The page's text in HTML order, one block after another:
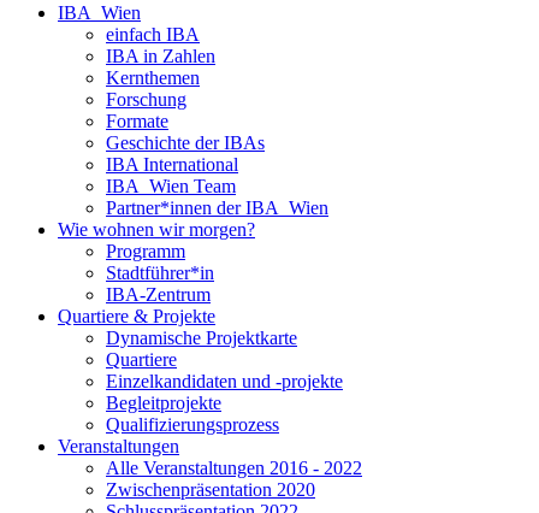
IBA_Wien
einfach IBA
IBA in Zahlen
Kernthemen
Forschung
Formate
Geschichte der IBAs
IBA International
IBA_Wien Team
Partner*innen der IBA_Wien
Wie wohnen wir morgen?
Programm
Stadtführer*in
IBA-Zentrum
Quartiere & Projekte
Dynamische Projektkarte
Quartiere
Einzelkandidaten und -projekte
Begleitprojekte
Qualifizierungsprozess
Veranstaltungen
Alle Veranstaltungen 2016 - 2022
Zwischenpräsentation 2020